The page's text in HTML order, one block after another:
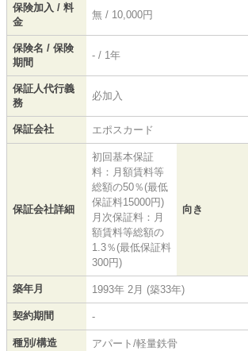
保険加入 / 料
金
無 / 10,000円
保険名 / 保険
期間
- / 1年
保証人代行義
務
必加入
保証会社 エポスカード
保証会社詳細
初回基本保証
料：月額賃料等
総額の50％(最低
保証料15000円)
月次保証料：月
額賃料等総額の
1.3％(最低保証料
300円)
向き
築年月 1993年 2月 (築33年)
契約期間 -
種別/構造 アパート/軽量鉄骨